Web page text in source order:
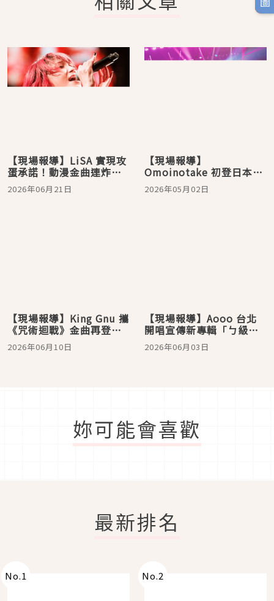
【現場報導】LiSA 實現攻
蛋承諾！動漫金曲連炸，
嗨喊「ㄅ級分」相約大巨
蛋見
2026年06月21日
【現場報導】
Omoinotake 初登日本武
道館，跨越幾億光年迎來
滿場星光！最強盟友小笹
2026年05月02日
【現場報導】King Gnu 攜
《咒術迴戰》金曲再登小
巨蛋！四面台藝術級燈光
設計驚艷台北
2026年06月10日
【現場報導】Aooo 台北
開唱宣傳新專輯「ㄅ級
分」，石野忘詞笑喊「快
想起來！」
2026年06月03日
妳可能會喜歡
最新排名
No.1 No.2